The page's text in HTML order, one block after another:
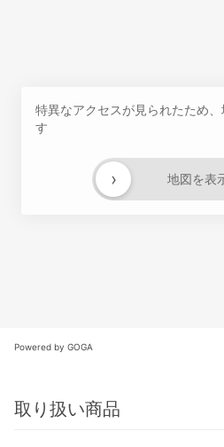
特異なアクセスが見られたため
す
地図を表
›
Powered by GOGA
取り扱い商品